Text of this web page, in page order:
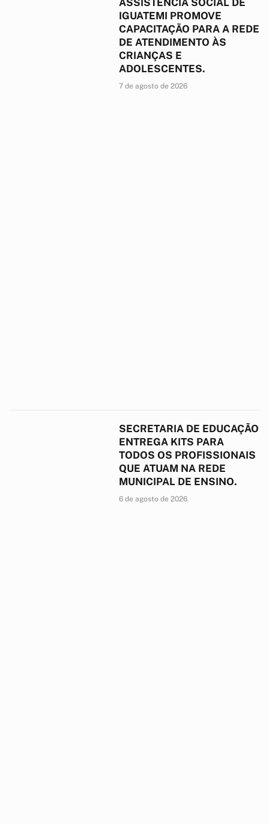
ASSISTÊNCIA SOCIAL DE
IGUATEMI PROMOVE
CAPACITAÇÃO PARA A REDE
DE ATENDIMENTO ÀS
CRIANÇAS E
ADOLESCENTES.
7 de agosto de 2026
SECRETARIA DE EDUCAÇÃO
ENTREGA KITS PARA
TODOS OS PROFISSIONAIS
QUE ATUAM NA REDE
MUNICIPAL DE ENSINO.
6 de agosto de 2026